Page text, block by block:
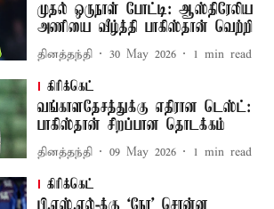
முதல் ஒருநாள் போட்டி: ஆஸ்திரேலிய
அணியை வீழ்த்தி பாகிஸ்தான் வெற்றி
தினத்தந்தி 30 May 2026 1 min read
கிரிக்கெட்
வங்காளதேசத்துக்கு எதிரான டெஸ்ட்:
பாகிஸ்தான் சிறப்பான தொடக்கம்
தினத்தந்தி 09 May 2026 1 min read
கிரிக்கெட்
பி.எஸ்.எல்-க்கு ‘நோ’ சொன்ன